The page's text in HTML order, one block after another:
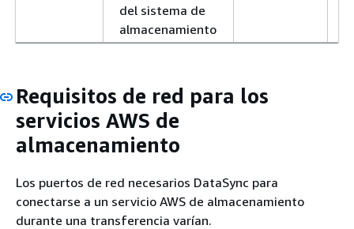
del sistema de
almacenamiento
Requisitos de red para los
servicios AWS de
almacenamiento
Los puertos de red necesarios DataSync para
conectarse a un servicio AWS de almacenamiento
durante una transferencia varían.